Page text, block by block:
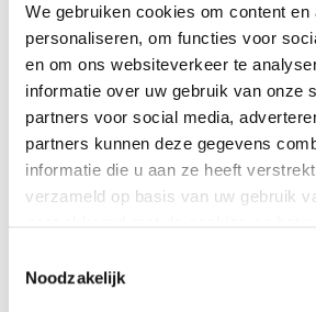
We gebruiken cookies om content en
personaliseren, om functies voor
en om ons websiteverkeer te
informatie over uw gebruik van onze
partners voor social media,
partners kunnen deze gegevens
informatie die u aan ze heeft
verzameld op basis van uw gebruik
Noodzakelijk
Archeologische vondsten op de
De Aardjesberg is een vijftien meter hoge
Westerheide (Goois Natuurreservaat) bij
bijzondere plek geweest. Al voor de
10.000 jaar geleden eindigde, heeft de